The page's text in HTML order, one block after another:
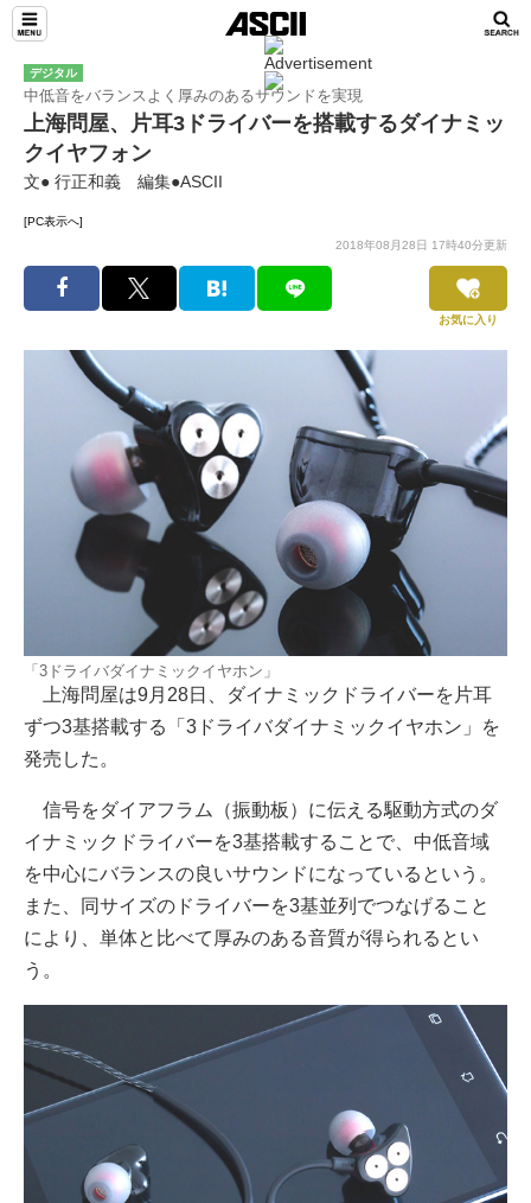
デジタル
中低音をバランスよく厚みのあるサウンドを実現
上海問屋、片耳3ドライバーを搭載するダイナミッ
クイヤフォン
文● 行正和義 編集●ASCII
[PC表示へ]
2018年08月28日 17時40分更新
お気に入り
「3ドライバダイナミックイヤホン」
上海問屋は9月28日、ダイナミックドライバーを片耳
ずつ3基搭載する「3ドライバダイナミックイヤホン」を
発売した。
信号をダイアフラム（振動板）に伝える駆動方式のダ
イナミックドライバーを3基搭載することで、中低音域
を中心にバランスの良いサウンドになっているという。
また、同サイズのドライバーを3基並列でつなげること
により、単体と比べて厚みのある音質が得られるとい
う。